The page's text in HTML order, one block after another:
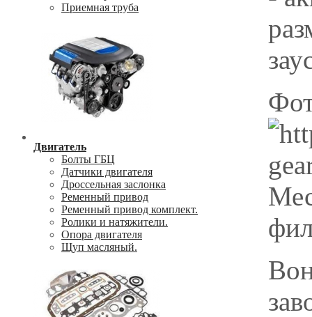
Приемная труба
Двигатель
Болты ГБЦ
Датчики двигателя
Дроссельная заслонка
Ременный привод
Ременный привод комплект.
Ролики и натяжители.
Опора двигателя
Щуп масляный.